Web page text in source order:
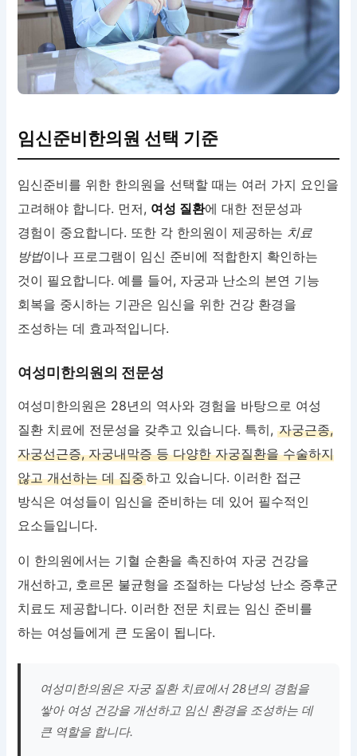
임신준비한의원 선택 기준
임신준비를 위한 한의원을 선택할 때는 여러 가지 요인을
고려해야 합니다. 먼저, 여성 질환에 대한 전문성과
경험이 중요합니다. 또한 각 한의원이 제공하는 치료
방법이나 프로그램이 임신 준비에 적합한지 확인하는
것이 필요합니다. 예를 들어, 자궁과 난소의 본연 기능
회복을 중시하는 기관은 임신을 위한 건강 환경을
조성하는 데 효과적입니다.
여성미한의원의 전문성
여성미한의원은 28년의 역사와 경험을 바탕으로 여성
질환 치료에 전문성을 갖추고 있습니다. 특히,자궁근종,
자궁선근증, 자궁내막증 등 다양한 자궁질환을 수술하지
않고 개선하는 데 집중하고 있습니다. 이러한 접근
방식은 여성들이 임신을 준비하는 데 있어 필수적인
요소들입니다.
이 한의원에서는 기혈 순환을 촉진하여 자궁 건강을
개선하고, 호르몬 불균형을 조절하는 다낭성 난소 증후군
치료도 제공합니다. 이러한 전문 치료는 임신 준비를
하는 여성들에게 큰 도움이 됩니다.
여성미한의원은 자궁 질환 치료에서 28년의 경험을
쌓아 여성 건강을 개선하고 임신 환경을 조성하는 데
큰 역할을 합니다.